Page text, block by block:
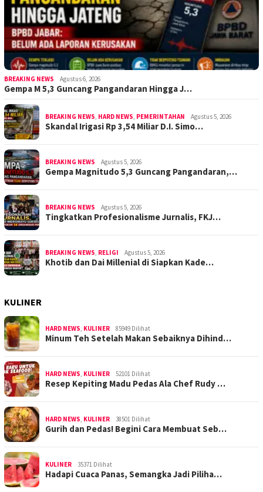
BREAKING NEWS Agustus 6, 2026
Gempa M 5,3 Guncang Pangandaran Hingga J…
BREAKING NEWS, HARD NEWS, PEMERINTAHAN Agustus 5, 2026
Skandal Irigasi Rp 3,54 Miliar D.I. Simo…
BREAKING NEWS Agustus 5, 2026
Gempa Magnitudo 5,3 Guncang Pangandaran,…
BREAKING NEWS Agustus 5, 2026
Tingkatkan Profesionalisme Jurnalis, FKJ…
BREAKING NEWS, RELIGI Agustus 5, 2026
Khotib dan Dai Millenial di Siapkan Kade…
KULINER
HARD NEWS, KULINER 85949 Dilihat
Minum Teh Setelah Makan Sebaiknya Dihind…
HARD NEWS, KULINER 52101 Dilihat
Resep Kepiting Madu Pedas Ala Chef Rudy …
HARD NEWS, KULINER 38501 Dilihat
Gurih dan Pedas! Begini Cara Membuat Seb…
KULINER 35371 Dilihat
Hadapi Cuaca Panas, Semangka Jadi Piliha…